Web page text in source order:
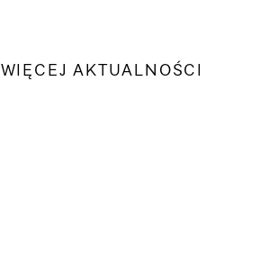
WIĘCEJ AKTUALNOŚCI